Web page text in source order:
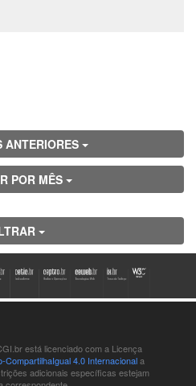
ANTERIORES
POR MÊS
está licenciado com a Licença
4.0 Internacionala
adicionais específicas estejam